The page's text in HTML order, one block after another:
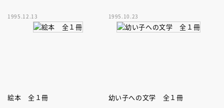
1995.12.13 1995.10.23
絵本 全１冊
幼い子への文学 全１冊